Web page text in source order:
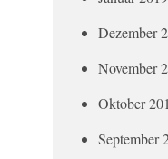
Dezember
November
Oktober
September